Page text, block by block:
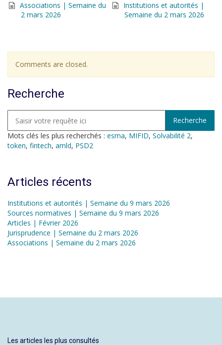
Associations | Semaine du
2 mars 2026
Institutions et autorités |
Semaine du 2 mars 2026
Comments are closed.
Recherche
Mots clés les plus recherchés : esma, MIFID, Solvabilité 2,
token, fintech, amld, PSD2
Articles récents
Institutions et autorités | Semaine du 9 mars 2026
Sources normatives | Semaine du 9 mars 2026
Articles | Février 2026
Jurisprudence | Semaine du 2 mars 2026
Associations | Semaine du 2 mars 2026
Les articles les plus consultés